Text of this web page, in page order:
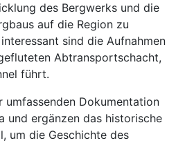
des Bergwerks und die
auf die Region zu
sind die Aufnahmen
Abtransportschacht,
führt.
umfassenden Dokumentation
und ergänzen das historische
um die Geschichte des